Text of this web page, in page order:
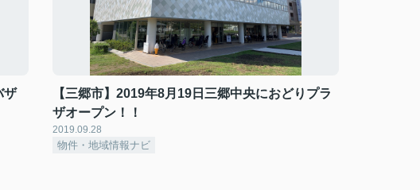
ザ
【三郷市】2019年8月19日三郷中央におどりプラ
ザオープン！！
2019.09.28
物件・地域情報ナビ